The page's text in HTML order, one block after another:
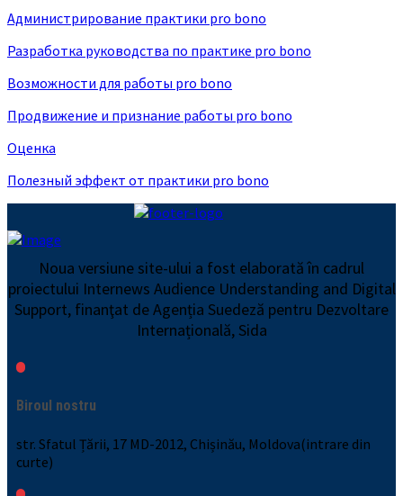
Администрирование практики pro bono
Разработка руководства по практике pro bono
Возможности для работы pro bono
Продвижение и признание работы pro bono
Оценка
Полезный эффект от практики pro bono
Noua versiune site-ului a fost elaborată în cadrul
proiectului Internews Audience Understanding and Digital
Support, finanţat de Agenția Suedeză pentru Dezvoltare
Internațională, Sida
Biroul nostru
str. Sfatul Țării, 17 MD-2012, Chișinău, Moldova(intrare din
curte)